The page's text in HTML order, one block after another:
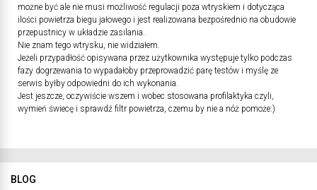
możne być ale nie musi możliwość regulacji poza wtryskiem i dotycząca
ilości powietrza biegu jałowego i jest realizowana bezpośrednio na obudowie
przepustnicy w układzie zasilania.
Nie znam tego wtrysku, nie widziałem.
Jeżeli przypadłość opisywana przez użytkownika występuje tylko podczas
fazy dogrzewania to wypadałoby przeprowadzić parę testów i myślę ze
serwis byłby odpowiedni do ich wykonania.
Jest jeszcze, oczywiście wszem i wobec stosowana profilaktyka czyli,
wymień świecę i sprawdź filtr powietrza, czemu by nie a nóż pomoże:)
BLOG